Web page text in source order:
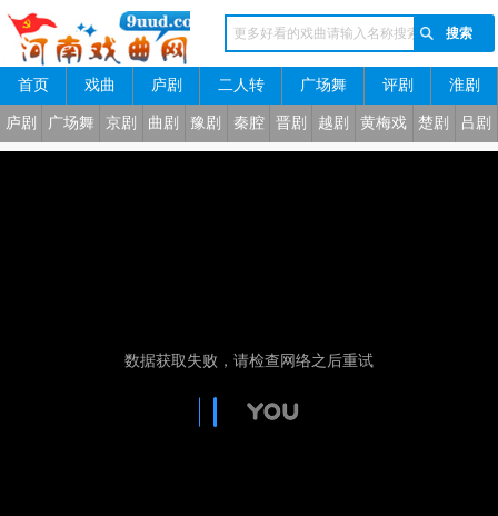
首页 戏曲 庐剧 二人转 广场舞 评剧 淮剧
庐剧 广场舞 京剧 曲剧 豫剧 秦腔 晋剧 越剧 黄梅戏 楚剧 吕剧